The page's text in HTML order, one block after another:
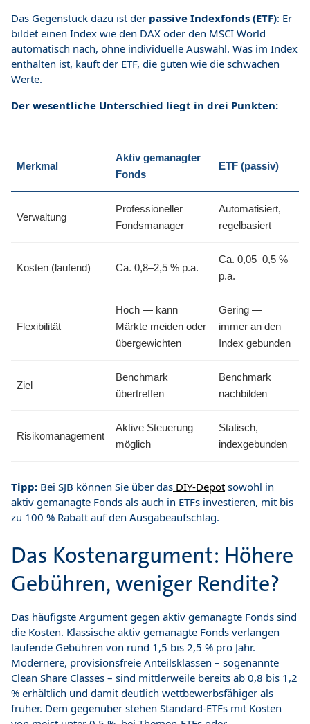
Das Gegenstück dazu ist der passive Indexfonds (ETF): Er
bildet einen Index wie den DAX oder den MSCI World
automatisch nach, ohne individuelle Auswahl. Was im Index
enthalten ist, kauft der ETF, die guten wie die schwachen
Werte.
Der wesentliche Unterschied liegt in drei Punkten:
Merkmal
Aktiv gemanagter
Fonds
ETF (passiv)
Verwaltung
Professioneller
Fondsmanager
Automatisiert,
regelbasiert
Kosten (laufend) Ca. 0,8–2,5 % p.a.
Ca. 0,05–0,5 %
p.a.
Flexibilität
Hoch — kann
Märkte meiden oder
übergewichten
Gering —
immer an den
Index gebunden
Ziel
Benchmark
übertreffen
Benchmark
nachbilden
Risikomanagement
Aktive Steuerung
möglich
Statisch,
indexgebunden
Tipp: Bei SJB können Sie über das DIY-Depot sowohl in
aktiv gemanagte Fonds als auch in ETFs investieren, mit bis
zu 100 % Rabatt auf den Ausgabeaufschlag.
Das Kostenargument: Höhere
Gebühren, weniger Rendite?
Das häufigste Argument gegen aktiv gemanagte Fonds sind
die Kosten. Klassische aktiv gemanagte Fonds verlangen
laufende Gebühren von rund 1,5 bis 2,5 % pro Jahr.
Modernere, provisionsfreie Anteilsklassen – sogenannte
Clean Share Classes – sind mittlerweile bereits ab 0,8 bis 1,2
% erhältlich und damit deutlich wettbewerbsfähiger als
früher. Dem gegenüber stehen Standard-ETFs mit Kosten